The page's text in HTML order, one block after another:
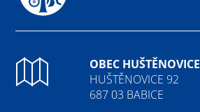
OBEC HUŠTĚNOVICE
HUŠTĚNOVICE 92
687 03 BABICE